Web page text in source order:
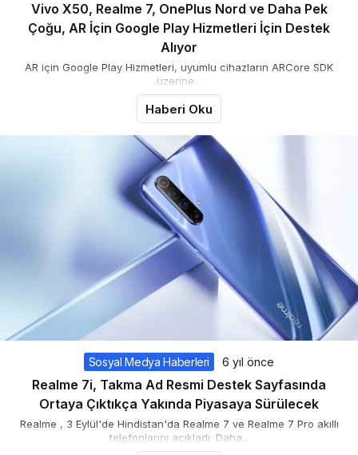
Vivo X50, Realme 7, OnePlus Nord ve Daha Pek
Çoğu, AR İçin Google Play Hizmetleri İçin Destek
Alıyor
AR için Google Play Hizmetleri, uyumlu cihazların ARCore SDK
üzerine...
Haberi Oku
Sosyal Medya Haberleri 6 yıl önce
Realme 7i, Takma Ad Resmi Destek Sayfasında
Ortaya Çıktıkça Yakında Piyasaya Sürülecek
Realme , 3 Eylül'de Hindistan'da Realme 7 ve Realme 7 Pro akıllı
telefonlarını açıkladı. Daha...